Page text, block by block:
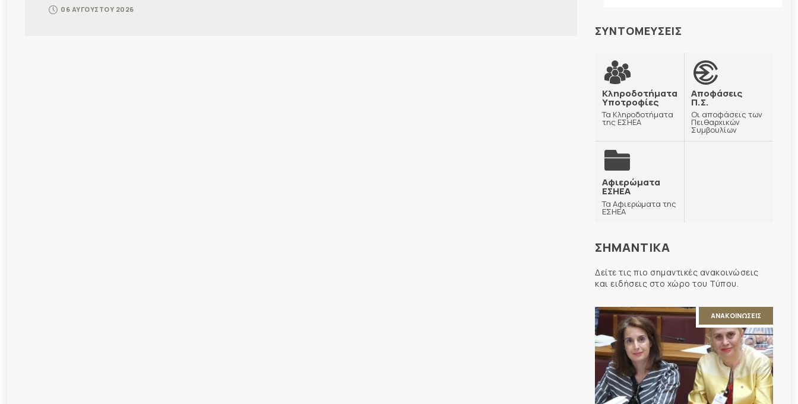
06 ΑΥΓΟΥΣΤΟΥ 2026
ΣΥΝΤΟΜΕΥΣΕΙΣ
Κληροδοτήματα
Υποτροφίες
Τα Κληροδοτήματα
της ΕΣΗΕΑ
Αποφάσεις
Π.Σ.
Οι αποφάσεις των
Πειθαρχικών
Συμβουλίων
Αφιερώματα
ΕΣΗΕΑ
Τα Αφιερώματα της
ΕΣΗΕΑ
ΣΗΜΑΝΤΙΚΑ
Δείτε τις πιο σημαντικές ανακοινώσεις
και ειδήσεις στο χώρο του Τύπου.
ΑΝΑΚΟΙΝΩΣΕΙΣ